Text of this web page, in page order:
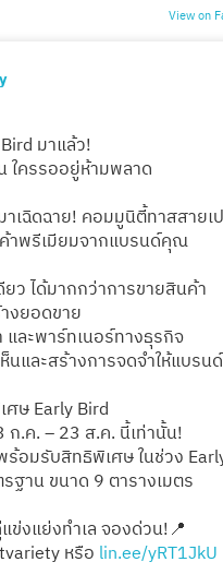
View on
มาแล้ว!
ใครรออยู่ห้ามพลาด
เฉิดฉาย! คอมมูนิตี้ทาสสายเ
าพรีเมียมจากแบรนด์คุณ
ว ได้มากกว่าการขายสินค้า
งยอดขาย
ละพาร์ทเนอร์ทางธุรกิจ
นและสร้างการจดจำให้แบรนด์
ษ Early Bird
ก.ค. – 23 ส.ค. นี้เท่านั้น!
อมรับสิทธิพิเศษ ในช่วง
ฐาน ขนาด 9 ตารางเมตร
ข่งแย่งทำเล จองด่วน!📍
หรือ lin.ee/yRT1JkU